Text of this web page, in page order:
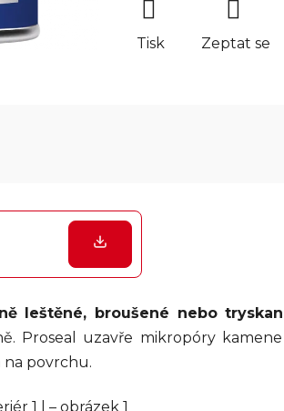
Tisk Zeptat se
leštěné, broušené nebo
Proseal uzavře mikropóry
povrchu.